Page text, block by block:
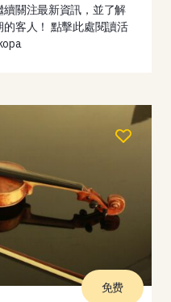
關注最新資訊，並了解
客人！ 點擊此處閱讀活
免费